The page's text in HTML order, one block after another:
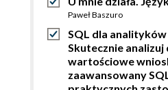
Paweł Baszuro
SQL dla analityków
Skutecznie analizuj
wartościowe
zaawansowany